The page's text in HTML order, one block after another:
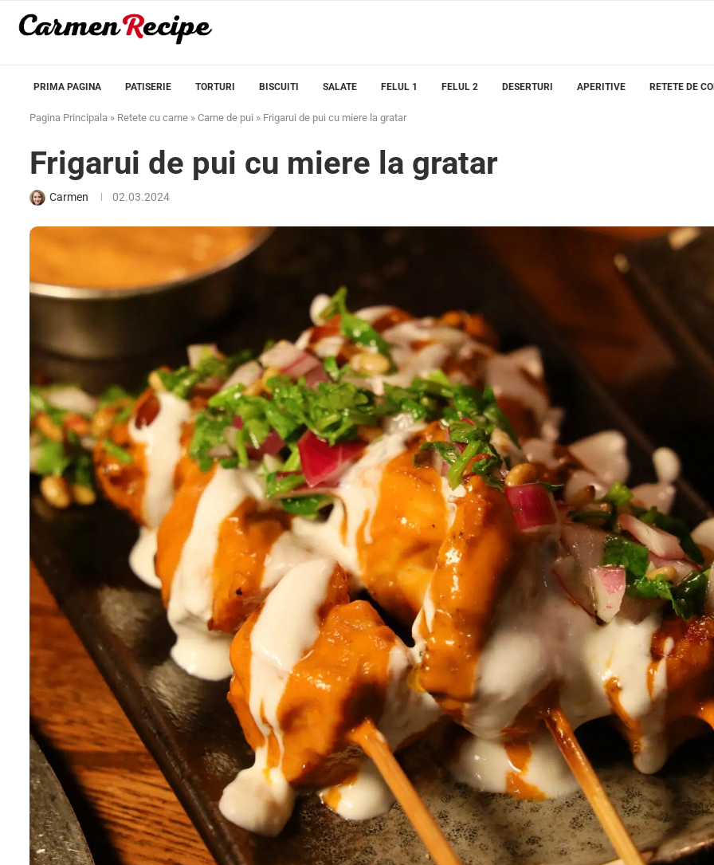
PRIMA PAGINA PATISERIE TORTURI BISCUITI SALATE FELUL 1 FELUL 2 DESERTURI APERITIVE RETETE DE
Pagina Principala » Retete cu carne » Carne de pui » Frigarui de pui cu miere la gratar
Frigarui de pui cu miere la gratar
Carmen 02.03.2024